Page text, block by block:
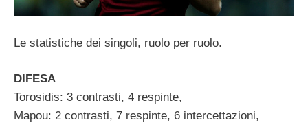
Le statistiche dei singoli, ruolo per ruolo.
DIFESA
Torosidis: 3 contrasti, 4 respinte,
Mapou: 2 contrasti, 7 respinte, 6 intercettazioni,